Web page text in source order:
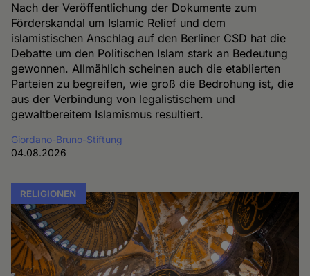
Nach der Veröffentlichung der Dokumente zum
Förderskandal um Islamic Relief und dem
islamistischen Anschlag auf den Berliner CSD hat die
Debatte um den Politischen Islam stark an Bedeutung
gewonnen. Allmählich scheinen auch die etablierten
Parteien zu begreifen, wie groß die Bedrohung ist, die
aus der Verbindung von legalistischem und
gewaltbereitem Islamismus resultiert.
Giordano-Bruno-Stiftung
04.08.2026
RELIGIONEN